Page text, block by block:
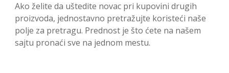
Ako želite da uštedite novac pri kupovini drugih
proizvoda, jednostavno pretražujte koristeći naše
polje za pretragu. Prednost je što ćete na našem
sajtu pronaći sve na jednom mestu.